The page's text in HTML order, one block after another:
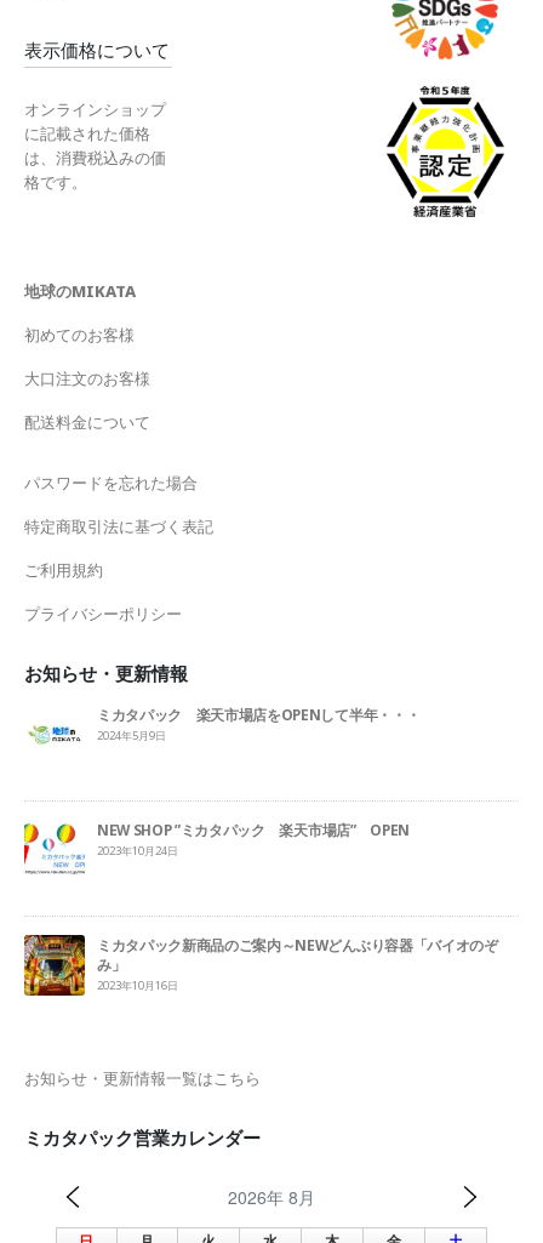
表示価格について
オンラインショップ
に記載された価格
は、消費税込みの価
格です。
地球のMIKATA
初めてのお客様
大口注文のお客様
配送料金について
パスワードを忘れた場合
特定商取引法に基づく表記
ご利用規約
プライバシーポリシー
お知らせ・更新情報
ミカタパック 楽天市場店をOPENして半年・・・
2024年5月9日
NEW SHOP ”ミカタパック 楽天市場店” OPEN
2023年10月24日
ミカタパック新商品のご案内～NEWどんぶり容器「バイオのぞ
み」
2023年10月16日
お知らせ・更新情報一覧はこちら
ミカタパック営業カレンダー
2026年 8月